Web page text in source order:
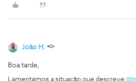
João H.
Boa tarde,
Lamentamos a situação que descreve